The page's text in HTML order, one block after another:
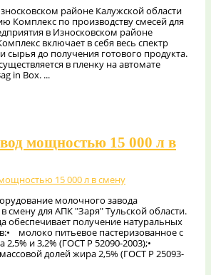
районе Калужской области
Комплекс по производству смесей для
в Износковском районе
включает в себя весь спектр
сырья до получения готового продукта.
в пленку на автомате
in Box. ...
мощностью 15 000 л в
молочного завода
смену для АПК "Заря" Тульской области.
обеспечивает получение натуральных
молоко питьевое пастеризованное с
и 3,2% (ГОСТ Р 52090-2003);•
долей жира 2,5% (ГОСТ Р 25093-